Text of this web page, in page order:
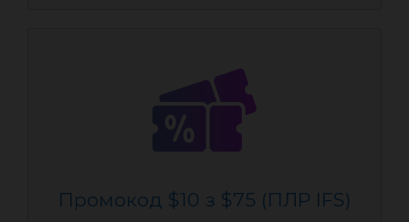
Промокод $10 з $75 (ПЛР IFS)